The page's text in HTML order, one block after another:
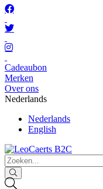
Cadeaubon
Merken
Over ons
Nederlands
Nederlands
English